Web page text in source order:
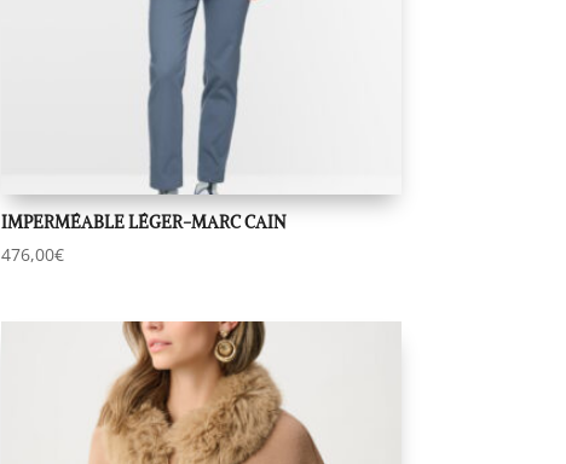
IMPERMÉABLE LÉGER-MARC CAIN
476,00€